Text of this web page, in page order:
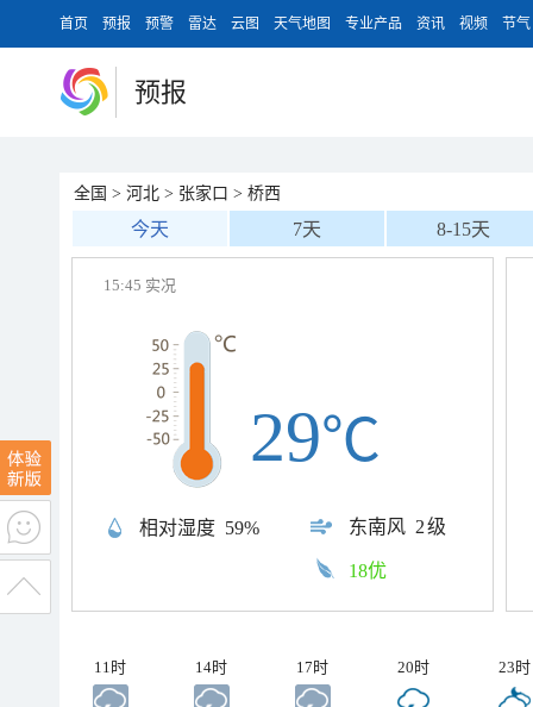
首页 预报 预警 雷达 云图 天气地图 专业产品 资讯 视频 节气
预报
全国 > 河北 > 张家口 > 桥西
今天 7天 8-15天
15:45 实况
相对湿度 59% 东南风 2级
29℃
18优
11时 14时 17时 20时 23时